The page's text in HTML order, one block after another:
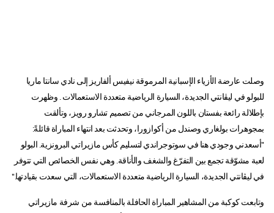
وصلت عارضة الأزياء الإسبانية المرموقة نيفيس ألفاريز إلى نادي سانتا ماريا
للبولو في ليڤانتي الجديدة، السيارة الرياضية متعددة الاستعمالات . وظهرت
بإطلالة رائعة بفستان باللون المرجاني من تصميم تشارو رويز، وتألقت
بمجوهرات بولغاري وصندل من أكوازورا، وتحدثت بعد انتهاء المباراة قائلةً:
"أسعدني وجودي هنا في سوتوجراندي لتسليم كأس مازيراتي البرونزية. البولو
لعبة مشوّقة تجمع بين التفرّغ والشغف والأناقة. وهي نفس الخصائص التي تتوفر
في ليڨانتي الجديدة، السيارة الرياضية متعددة الاستعمالات، التي سعدت بقيادتها."
وتابعت كوكبة من المشاهير المباراة الحافلة بالمنافسة من شرفة مازيراتي